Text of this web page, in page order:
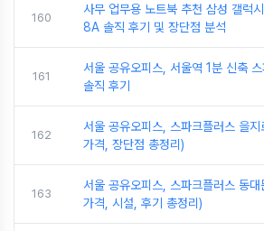
160
사무 업무용 노트북 추천 삼성 갤
8A 솔직 후기 및 장단점 분석
161
서울 공유오피스, 서울역 1분 신축
솔직 후기
162
서울 공유오피스, 스파크플러스 을지
가격, 장단점 총정리)
163
서울 공유오피스, 스파크플러스 동대
가격, 시설, 후기 총정리)